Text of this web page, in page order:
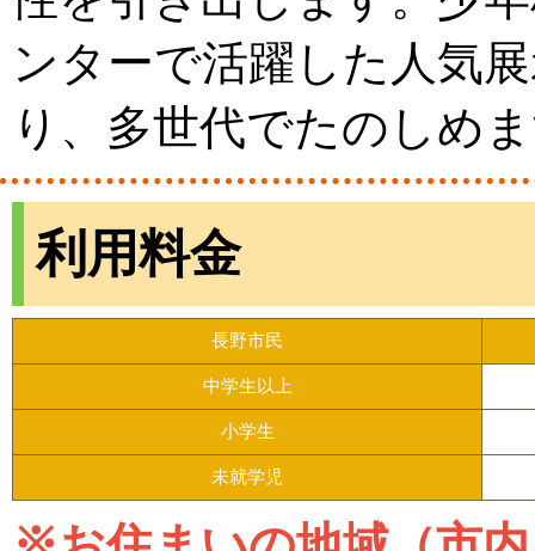
ンターで活躍した人気
り、多世代でたのしめ
利用料金
長野市民
中学生以上
小学生
未就学児